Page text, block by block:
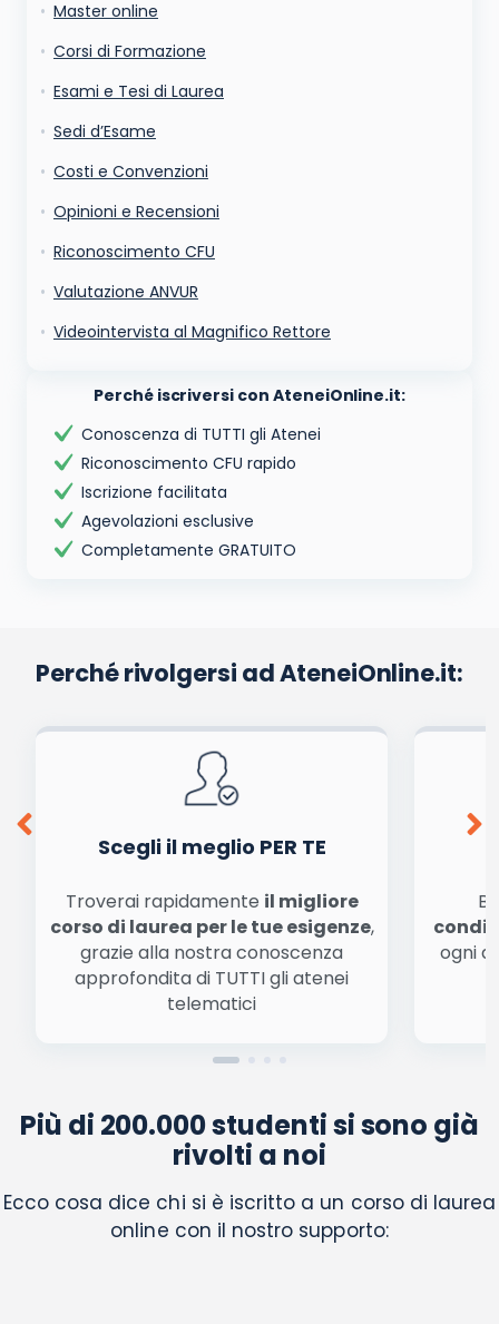
Ho letto e acconsento l'
Acconsento all'uso dei miei dati da parte di terzi per
finalità di marketing diretto con modalità
automatizzate o tradizionali
conferma e pubblica
Master online
Corsi di Formazione
Esami e Tesi di Laurea
Sedi d’Esame
Costi e Convenzioni
Opinioni e Recensioni
Riconoscimento CFU
Valutazione ANVUR
Videointervista al Magnifico Rettore
Perché iscriversi con AteneiOnline.it:
Conoscenza di TUTTI gli Atenei
Riconoscimento CFU rapido
Iscrizione facilitata
Agevolazioni esclusive
Completamente GRATUITO
Perché rivolgersi ad AteneiOnline.it:
Scegli il meglio PER TE
Troverai rapidamente il migliore
corso di laurea per le tue esigenze,
grazie alla nostra conoscenza
approfondita di TUTTI gli atenei
telematici
ogni
Più di 200.000 studenti si sono già
rivolti a noi
Ecco cosa dice chi si è iscritto a un corso di laurea
online con il nostro supporto: